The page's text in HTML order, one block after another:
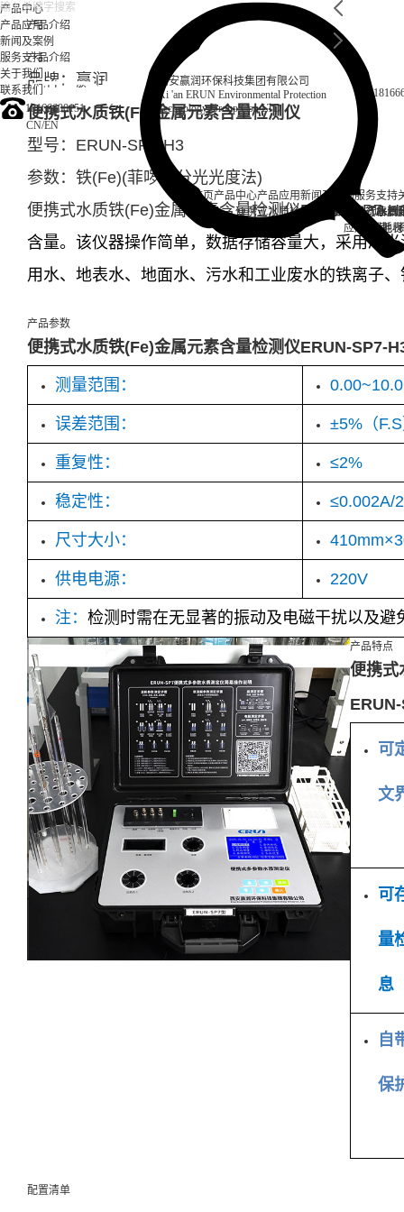
西安赢润环保科技集团有限公司
Xi 'an ERUN Environmental Protection
Technology Group Co., LTD
首页产品中心
便携式水质检测仪
实验室台式水质
试剂耗材
产品应用
循环冷却水饮
地
新闻及案例
企业资讯行业资
应用案例
服务支持
售后
产品中心
产品应用
新闻及案例
服务支持
关于我们
联系我们
18166600151
CN/EN
产品介绍
产品介绍
品牌：赢润
便携式水质铁(Fe)金属元素含量检测仪
型号：ERUN-SP7-H3
参数： 铁(Fe)(菲啰啉分光光度法)
便携式水质铁(Fe)金属元素含量检测仪ERUN-SP7-
含量。该仪器操作简单，数据存储容量大，采用冷
用水、地表水、地面水、污水和工业废水的铁离子
产品参数
便携式水质铁(Fe)金属元素含量检测仪ERUN-SP7-
测量范围：
误差范围： ±5%（
重复性： ≤2%
稳定性： ≤0.002A/
尺寸大小：
供电电源： 220V
注： 检测时需在无显著的振动及电磁干扰以及避
产品特点
便携式
可
文
可
量
息
自
保
配置清单